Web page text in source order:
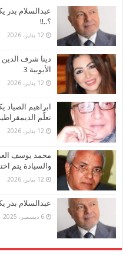
عبدالسلام
؟..!!
12 يناير، 2026
دينا شرف
الأيوبية 3
12 يناير، 2026
ابراهيم
تعلُّم
12 يناير، 2026
محمد يوسف
والسيادة يتم
12 يناير، 2026
عبدالسلام بدر
6 ديسمبر، 2025